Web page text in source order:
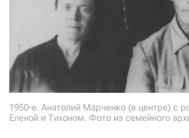
1950-е. Анатолий Марченко (в центре) с
Еленой и Тихоном. Фото из семейного